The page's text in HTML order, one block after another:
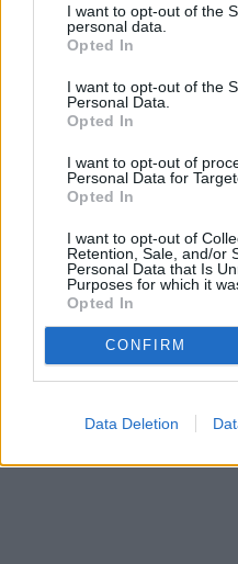
de su consentimiento, pero
rechazar tal procesamiento.
cualquier momento
visitando nuestra política de
I want to opt-out of the
personal data.
Opted In
I want to opt-out of the
Personal Data.
Opted In
I want to opt-out of
Personal Data for
Opted In
I want to opt-out of
Retention, Sale, and/or
Personal Data that Is
Purposes for which it
Opted In
CONFIRM
Data Deletion